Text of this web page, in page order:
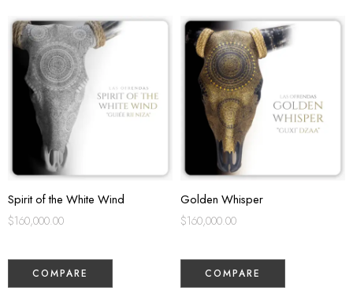
Spirit of the White Wind
$160,000.00
COMPARE
Golden Whisper
$160,000.00
COMPARE